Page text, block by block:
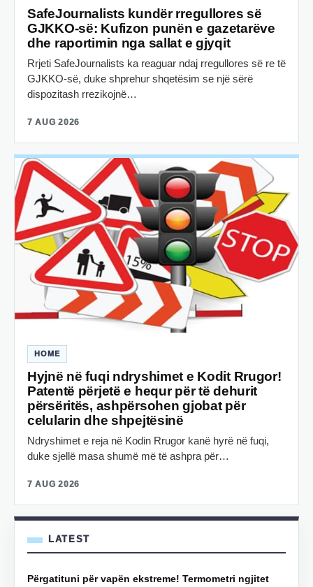
SafeJournalists kundër rregullores së
GJKKO-së: Kufizon punën e gazetarëve
dhe raportimin nga sallat e gjyqit
Rrjeti SafeJournalists ka reaguar ndaj rregullores së re të
GJKKO-së, duke shprehur shqetësim se një sërë
dispozitash rrezikojnë…
7 AUG 2026
HOME
Hyjnë në fuqi ndryshimet e Kodit Rrugor!
Patentë përjetë e hequr për të dehurit
përsëritës, ashpërsohen gjobat për
celularin dhe shpejtësinë
Ndryshimet e reja në Kodin Rrugor kanë hyrë në fuqi,
duke sjellë masa shumë më të ashpra për…
7 AUG 2026
LATEST
Përgatituni për vapën ekstreme! Termometri ngjitet